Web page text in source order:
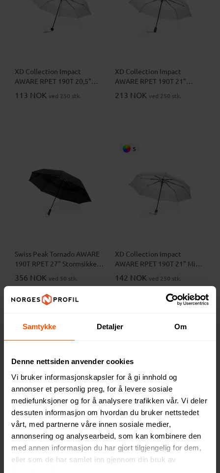
Samtykke Detaljer Om
Denne nettsiden anvender cookies
Vi bruker informasjonskapsler for å gi innhold og
annonser et personlig preg, for å levere sosiale
mediefunksjoner og for å analysere trafikken vår. Vi deler
dessuten informasjon om hvordan du bruker nettstedet
vårt, med partnerne våre innen sosiale medier,
annonsering og analysearbeid, som kan kombinere den
med annen informasjon du har gjort tilgjengelig for dem,
eller som de har samlet inn gjennom din bruk av
XD Collection Impact
AWARE RPET 190T 20,5"
Mini Sammenleggbar Paraply
113 NOK ved 250 stk.
XD Collection Impact
AWARE RPET 190T 21"
Automatisk Sammenleggbar
Paraply
213 NOK ved 250 stk.
Swiss Peak Tornado AWARE
190T RPET 27" Stormsikker
Automatisk Sammenleggbar
Paraply
356 NOK ved 50 stk.
5
XD Collection Impact
AWARE RPET 190T 21" Mini
Automatisk Sammenleggbar
Paraply
142 NOK ved 250 stk.
Nordic Drift Trail AWARE™
RPET 23" Stormsikker
Paraply
228 NOKved 250 stk.
XD Collection Impact
AWARE 190T RPET 21"
Bambus Automatisk
244 NOK ved 250 stk.